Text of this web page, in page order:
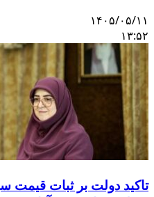
۱۴۰۵/۰۵/۱۱
۱۳:۵۲
تاکید دولت بر ثبات قیمت